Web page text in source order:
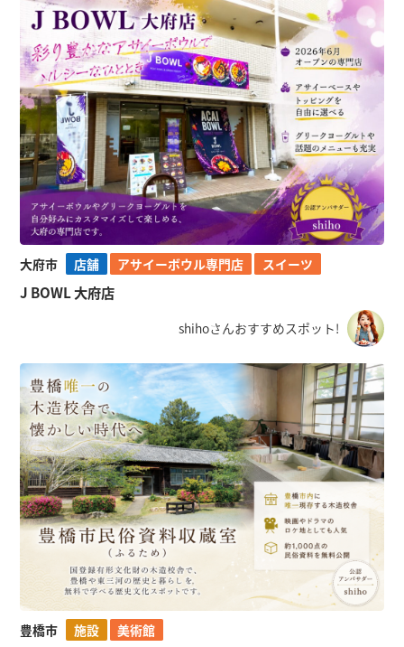
大府市 店舗 アサイーボウル専門店 スイーツ
J BOWL 大府店
shihoさんおすすめスポット!
豊橋市 施設 美術館